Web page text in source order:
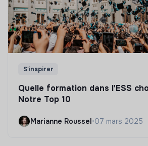
S'inspirer
Quelle formation dans l'ESS
Notre Top 10
Marianne Roussel•07 mars 2025